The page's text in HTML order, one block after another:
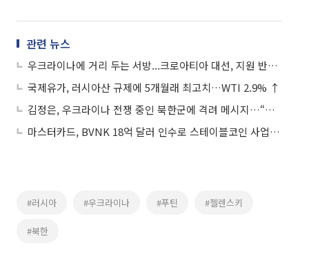
관련 뉴스
우크라이나에 거리 두는 서방...크로아티아 대선, 지원 반대 밀라노비치 압승
국제유가, 러시아산 규제에 5개월래 최고치…WTI 2.9% ↑
김정은, 우크라이나 전쟁 중인 북한군에 격려 메시지…“용기백배해 싸워라”
마스터카드, BVNK 18억 달러 인수로 스테이블코인 사업 본격 확장
#러시아 #우크라이나 #푸틴 #젤렌스키
#북한